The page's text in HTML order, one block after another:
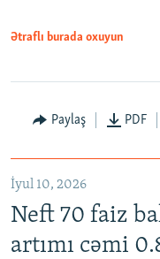
Ətraflı burada oxuyun
Paylaş PDF
İyul 10, 2026
Neft 70 faiz
artımı cəmi